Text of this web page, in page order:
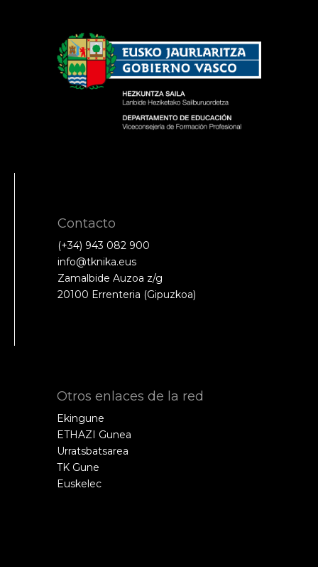
Contacto
(+34) 943 082 900
info@tknika.eus
Zamalbide Auzoa z/g
20100 Errenteria (Gipuzkoa)
Otros enlaces de la red
Ekingune
ETHAZI Gunea
Urratsbatsarea
TK Gune
Euskelec